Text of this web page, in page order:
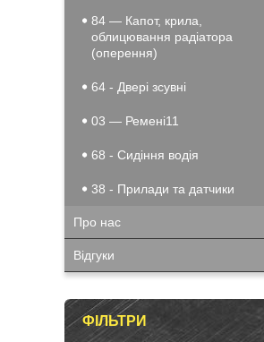
84 — Капот, крила,
облицювання радіатора
(оперення)
64 - Двері зсувні
03 — Ремені11
68 - Сидіння водія
38 - Прилади та датчики
Про нас
Відгуки
ФІЛЬТРИ